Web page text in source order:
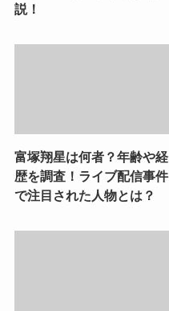
説！
富塚翔星は何者？年齢や経
歴を調査！ライブ配信事件
で注目された人物とは？